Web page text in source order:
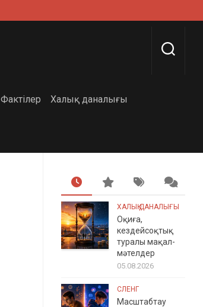
Фактілер Халық даналығы
ХАЛЫҚ ДАНАЛЫҒЫ
Оқиға,
кездейсоқтық
туралы мақал-
мәтелдер
05.08.2026
СЛЕНГ
Масштабтау